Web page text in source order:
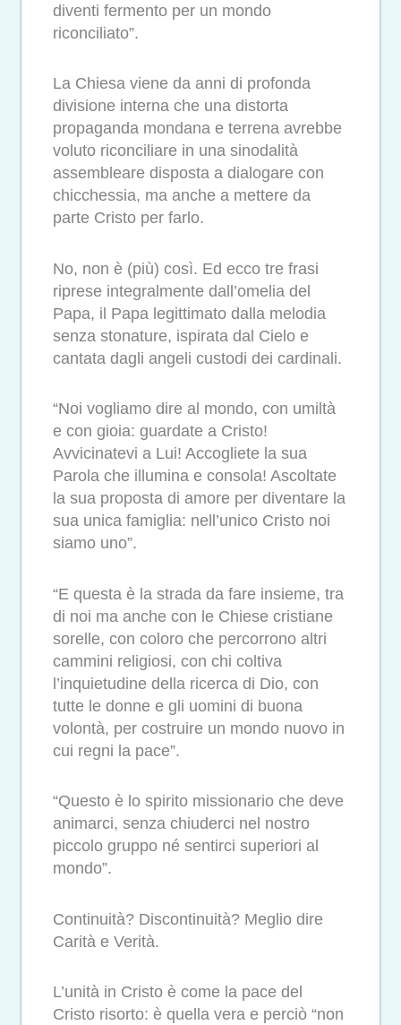
diventi fermento per un mondo
riconciliato”.
La Chiesa viene da anni di profonda
divisione interna che una distorta
propaganda mondana e terrena avrebbe
voluto riconciliare in una sinodalità
assembleare disposta a dialogare con
chicchessia, ma anche a mettere da
parte Cristo per farlo.
No, non è (più) così. Ed ecco tre frasi
riprese integralmente dall’omelia del
Papa, il Papa legittimato dalla melodia
senza stonature, ispirata dal Cielo e
cantata dagli angeli custodi dei cardinali.
“Noi vogliamo dire al mondo, con umiltà
e con gioia: guardate a Cristo!
Avvicinatevi a Lui! Accogliete la sua
Parola che illumina e consola! Ascoltate
la sua proposta di amore per diventare la
sua unica famiglia: nell’unico Cristo noi
siamo uno”.
“E questa è la strada da fare insieme, tra
di noi ma anche con le Chiese cristiane
sorelle, con coloro che percorrono altri
cammini religiosi, con chi coltiva
l’inquietudine della ricerca di Dio, con
tutte le donne e gli uomini di buona
volontà, per costruire un mondo nuovo in
cui regni la pace”.
“Questo è lo spirito missionario che deve
animarci, senza chiuderci nel nostro
piccolo gruppo né sentirci superiori al
mondo”.
Continuità? Discontinuità? Meglio dire
Carità e Verità.
L’unità in Cristo è come la pace del
Cristo risorto: è quella vera e perciò “non